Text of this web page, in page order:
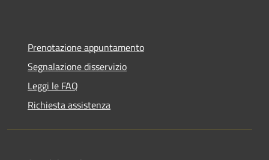
Prenotazione appuntamento
Segnalazione disservizio
Leggi le FAQ
Richiesta assistenza